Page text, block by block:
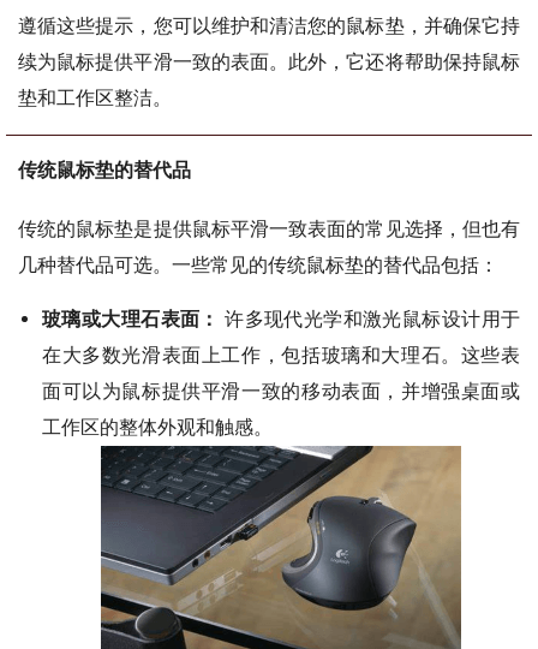
遵循这些提示，您可以维护和清洁您的鼠标垫，并确保它持
续为鼠标提供平滑一致的表面。此外，它还将帮助保持鼠标
垫和工作区整洁。
传统鼠标垫的替代品
传统的鼠标垫是提供鼠标平滑一致表面的常见选择，但也有
几种替代品可选。一些常见的传统鼠标垫的替代品包括：
玻璃或大理石表面： 许多现代光学和激光鼠标设计用于
在大多数光滑表面上工作，包括玻璃和大理石。这些表
面可以为鼠标提供平滑一致的移动表面，并增强桌面或
工作区的整体外观和触感。